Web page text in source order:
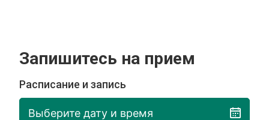
Запишитесь на прием
Расписание и запись
Выберите дату и время